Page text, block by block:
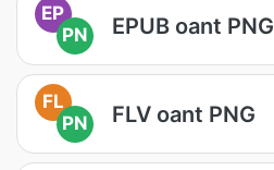
EP
PN
EPUB oant PNG
FL
PN
FLV oant PNG